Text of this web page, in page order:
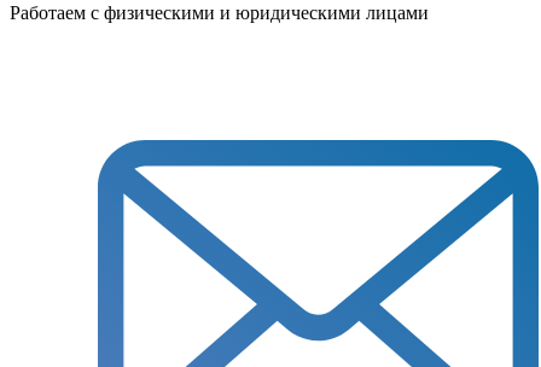
Работаем с физическими и юридическими лицами